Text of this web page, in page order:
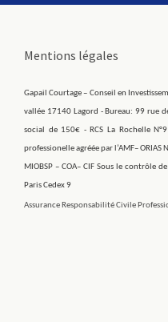
Mentions légales
Gapail Courtage – Conseil en
vallée 17140 Lagord - Bureau: 99 rue
social de 150€ - RCS La Rochelle
professionelle agréée par l’AMF– ORIAS
MIOBSP – COA– CIF Sous le contrôle
Paris Cedex 9
Assurance Responsabilité Civile